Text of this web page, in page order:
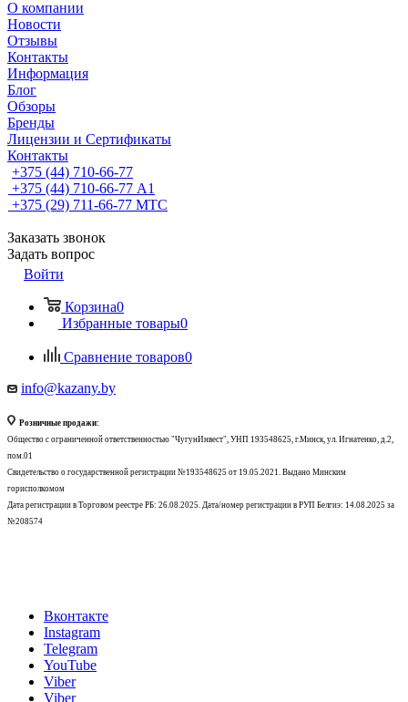
О компании
Новости
Отзывы
Контакты
Информация
Блог
Обзоры
Бренды
Лицензии и Сертификаты
Контакты
+375 (44) 710-66-77
+375 (44) 710-66-77 А1
+375 (29) 711-66-77 МТС
Заказать звонок
Задать вопрос
Войти
Корзина0
Избранные товары0
Сравнение товаров0
info@kazany.by
Розничные продажи:
Общество с ограниченной ответственностью "ЧугунИнвест", УНП 193548625, г.Минск, ул. Игнатенко, д.2,
пом.01
Свидетельство о государственной регистрации №193548625 от 19.05.2021. Выдано Минским
горисполкомом
Дата регистрации в Торговом реестре РБ: 26.08.2025. Дата/номер регистрации в РУП Белгиэ: 14.08.2025 за
№208574
Вконтакте
Instagram
Telegram
YouTube
Viber
Viber